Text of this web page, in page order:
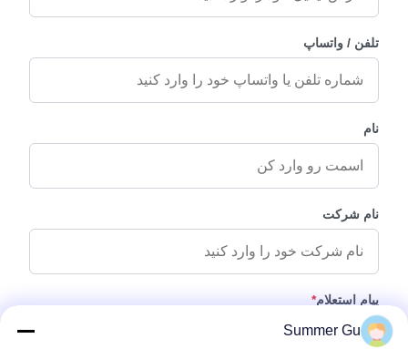
تلفن / واتساپ
نام
نام شرکت
پیام استعلام*
Summer Gu